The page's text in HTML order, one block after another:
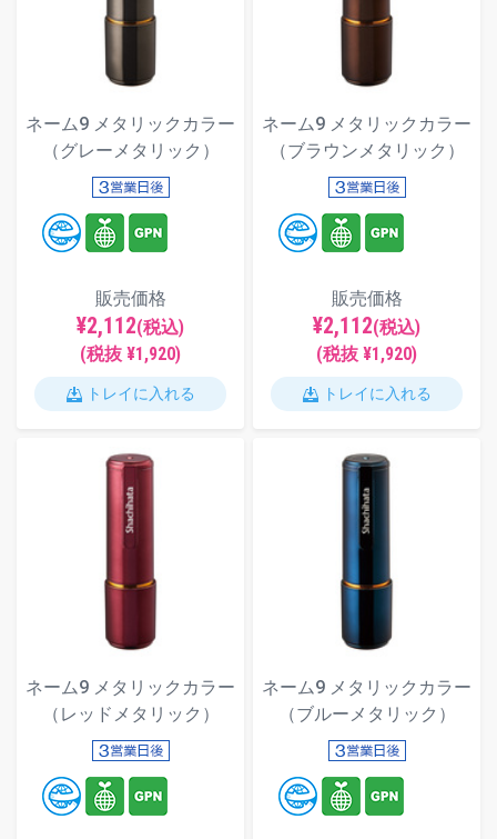
ネーム9 メタリックカラー
（グレーメタリック）
販売価格
¥2,112(税込)
(税抜 ¥1,920)
トレイに入れる
ネーム9 メタリックカラー
（ブラウンメタリック）
販売価格
¥2,112(税込)
(税抜 ¥1,920)
トレイに入れる
ネーム9 メタリックカラー
（レッドメタリック）
ネーム9 メタリックカラー
（ブルーメタリック）